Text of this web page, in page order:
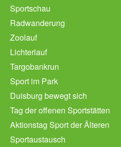
Sportschau
Radwanderung
Zoolauf
Lichterlauf
Targobankrun
Sport im Park
Duisburg bewegt sich
Tag der offenen Sportstätten
Aktionstag Sport der Älteren
Sportaustausch